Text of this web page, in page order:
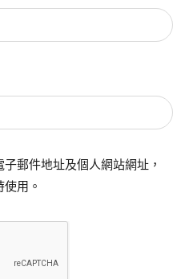
郵件地址及個人網站網址，
用。